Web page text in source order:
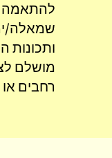
להתאמה
שמאלה/
ותכונות
מושלם
רחבים או